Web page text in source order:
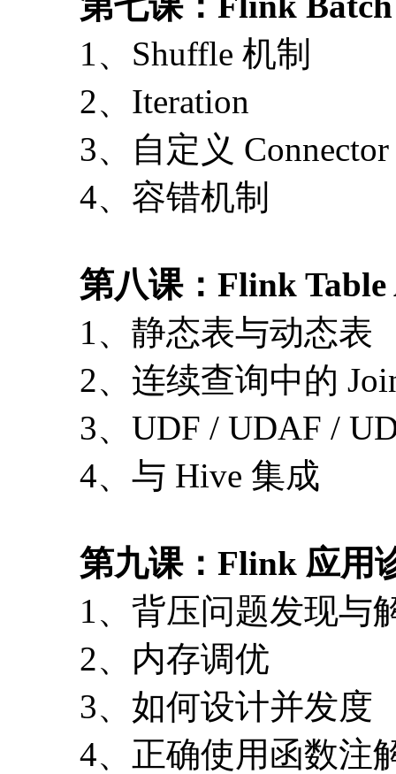
1、Shuffle 机制
2、Iteration
3、自定义 Connector
4、容错机制
第八课：Flink
1、静态表与动态表
2、连续查询中的
3、UDF / UDAF /
4、与 Hive 集成
第九课：Flink 应用
1、背压问题发现与
2、内存调优
3、如何设计并发度
4、正确使用函数注